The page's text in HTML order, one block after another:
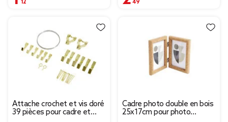
Attache crochet et vis doré
39 pièces pour cadre et
Cadre photo double en bois
25x17cm pour photo